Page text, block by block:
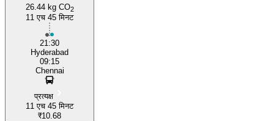
26.44 kg CO2
11 एच 45 मिनट
21:30
Hyderabad
09:15
Chennai
प्रत्यक्ष
11 एच 45 मिनट
₹10.68